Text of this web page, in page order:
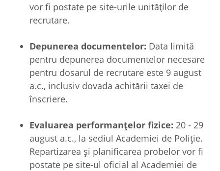
vor fi postate pe site-urile unităților de
recrutare.
Depunerea documentelor: Data limită
pentru depunerea documentelor necesare
pentru dosarul de recrutare este 9 august
a.c., inclusiv dovada achitării taxei de
înscriere.
Evaluarea performanțelor fizice: 20 - 29
august a.c., la sediul Academiei de Poliție.
Repartizarea și planificarea probelor vor fi
postate pe site-ul oficial al Academiei de